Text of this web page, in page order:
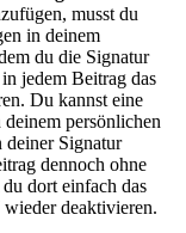
musst du
in deinem
du die Signatur
jedem Beitrag das
Du kannst eine
persönlichen
deiner Signatur
dennoch ohne
dort einfach das
deaktivieren.